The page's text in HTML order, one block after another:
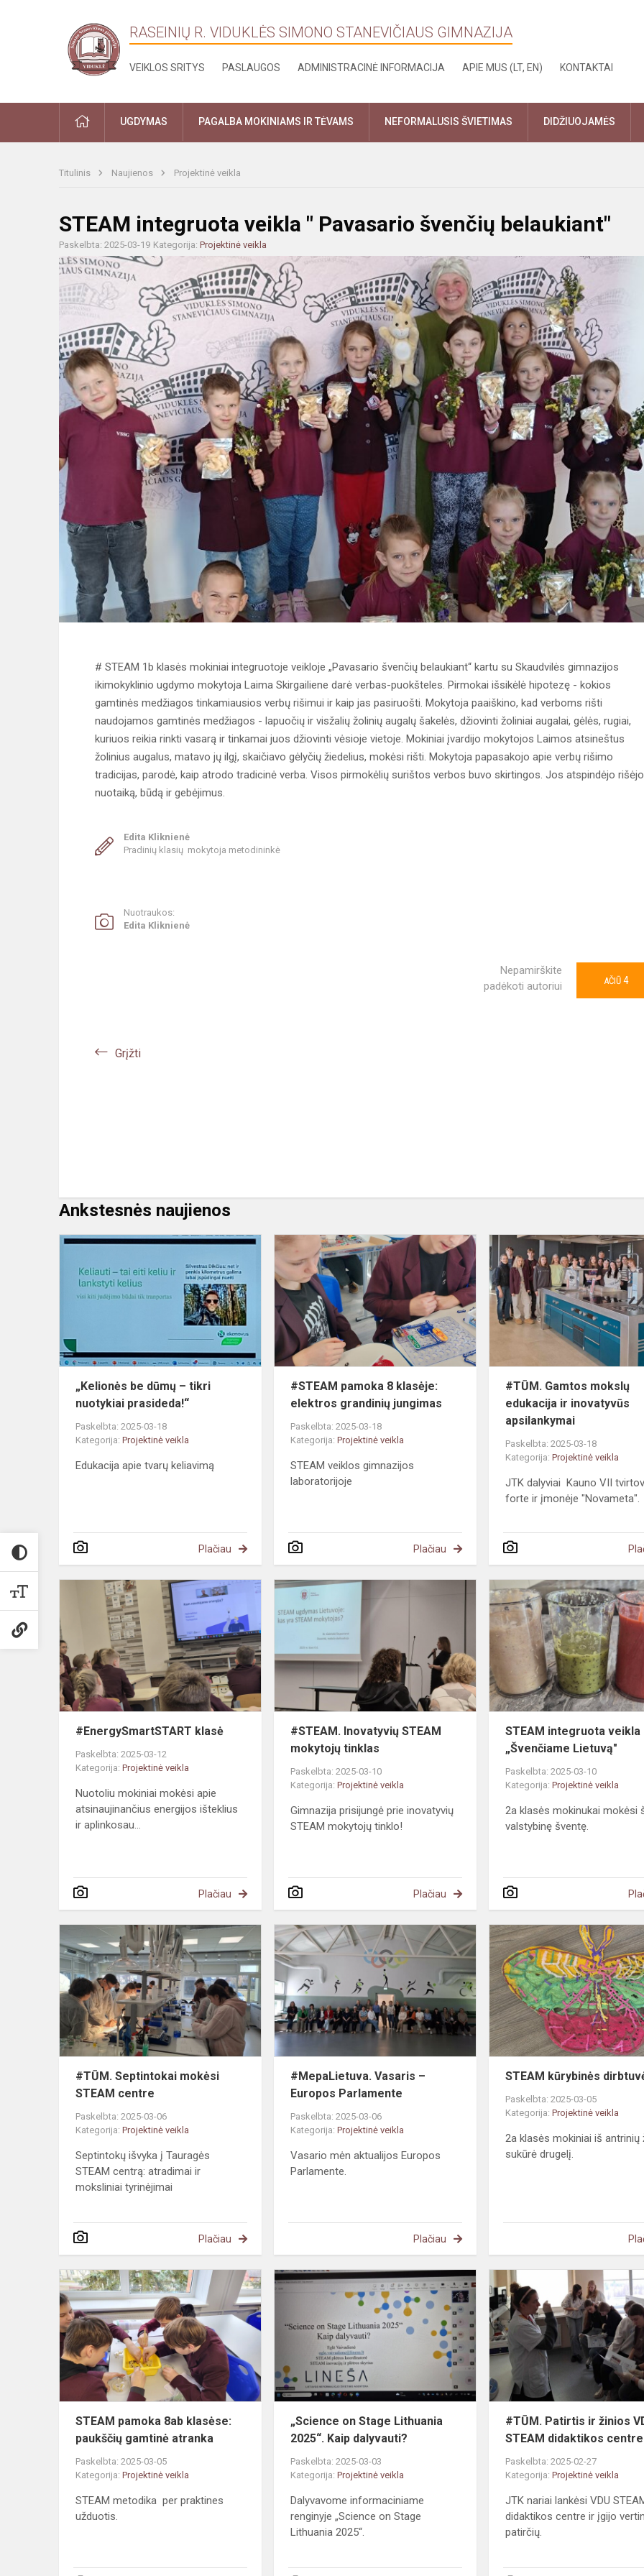
RASEINIŲ R. VIDUKLĖS SIMONO STANEVIČIAUS GIMNAZIJA
VEIKLOS SRITYS PASLAUGOS ADMINISTRACINĖ INFORMACIJA APIE MUS (LT, EN) KONTAKTAI
PRADŽIAUGDYMAS PAGALBA MOKINIAMS IR TĖVAMS NEFORMALUSIS ŠVIETIMAS DIDŽIUOJAMĖS
Titulinis Naujienos Projektinė veikla
STEAM integruota veikla " Pavasario švenčių belaukiant"
Paskelbta: 2025-03-19 Kategorija: Projektinė veikla
# STEAM 1b klasės mokiniai integruotoje veikloje „Pavasario švenčių belaukiant“ kartu su Skaudvilės gimnazijos
ikimokyklinio ugdymo mokytoja Laima Skirgailiene darė verbas-puokšteles. Pirmokai išsikėlė hipotezę - kokios
gamtinės medžiagos tinkamiausios verbų rišimui ir kaip jas pasiruošti. Mokytoja paaiškino, kad verboms rišti
naudojamos gamtinės medžiagos - lapuočių ir visžalių žolinių augalų šakelės, džiovinti žoliniai augalai, gėlės, rugiai,
kuriuos reikia rinkti vasarą ir tinkamai juos džiovinti vėsioje vietoje. Mokiniai įvardijo mokytojos Laimos atsineštus
žolinius augalus, matavo jų ilgį, skaičiavo gėlyčių žiedelius, mokėsi rišti. Mokytoja papasakojo apie verbų rišimo
tradicijas, parodė, kaip atrodo tradicinė verba. Visos pirmokėlių surištos verbos buvo skirtingos. Jos atspindėjo rišėjo
nuotaiką, būdą ir gebėjimus.
Edita Kliknienė
Pradinių klasių mokytoja metodininkė
Nuotraukos:
Edita Kliknienė
Nepamirškite
padėkoti autoriui
AČIŪ 4
Grįžti
Ankstesnės naujienos
„Kelionės
dūmų
tikri
nuotykiai
prasideda!“
„Kelionės be dūmų – tikri
nuotykiai prasideda!“
Paskelbta: 2025-03-18
Kategorija: Projektinė veikla
Edukacija apie tvarų keliavimą
Plačiau
#STEAM
pamoka
8
klasėje:
elektros
grandinių
jungimas
#STEAM pamoka 8 klasėje:
elektros grandinių jungimas
Paskelbta: 2025-03-18
Kategorija:Projektinė veikla
STEAM veiklos gimnazijos
laboratorijoje
Plačiau
#TŪM. Gamtos mokslų
edukacija ir inovatyvūs
apsilankymai
Paskelbta: 2025-03-18
Kategorija:Projektinė veikla
JTK dalyviai Kauno VII
forte ir įmonėje "Novameta".
#EnergySmartSTART
#EnergySmartSTART klasė
Paskelbta: 2025-03-12
Kategorija: Projektinė veikla
Nuotoliu mokiniai mokėsi apie
atsinaujinančius energijos išteklius
ir aplinkosau...
Plačiau
#STEAM.
Inovatyvių
STEAM
mokytojų
#STEAM. Inovatyvių STEAM
mokytojų tinklas
Paskelbta: 2025-03-10
Kategorija:Projektinė veikla
Gimnazija prisijungė prie inovatyvių
STEAM mokytojų tinklo!
Plačiau
STEAM integruota veikla
„Švenčiame Lietuvą"
Paskelbta: 2025-03-10
Kategorija:Projektinė veikla
2a klasės mokinukai mokėsi
valstybinę šventę.
#TŪM.
Septintokai
mokėsi
STEAM
centre
#TŪM. Septintokai mokėsi
STEAM centre
Paskelbta: 2025-03-06
Kategorija: Projektinė veikla
Septintokų išvyka į Tauragės
STEAM centrą: atradimai ir
moksliniai tyrinėjimai
Plačiau
#MepaLietuva.
Vasaris
Europos
Parlamente
#MepaLietuva. Vasaris –
Europos Parlamente
Paskelbta: 2025-03-06
Kategorija:Projektinė veikla
Vasario mėn aktualijos Europos
Parlamente.
Plačiau
STEAM kūrybinės
Paskelbta: 2025-03-05
Kategorija:Projektinė veikla
2a klasės mokiniai iš antrinių
sukūrė drugelį.
STEAM
pamoka
8ab
klasėse:
gamtinė
atranka
STEAM pamoka 8ab klasėse:
paukščių gamtinė atranka
Paskelbta: 2025-03-05
Kategorija: Projektinė veikla
STEAM metodika per praktines
užduotis.
„Science
Stage
Lithuania
2025“.
Kaip
dalyvauti?
„Science on Stage Lithuania
2025“. Kaip dalyvauti?
Paskelbta: 2025-03-03
Kategorija:Projektinė veikla
Dalyvavome informaciniame
renginyje „Science on Stage
Lithuania 2025“.
#TŪM. Patirtis ir žinios
STEAM didaktikos centre
Paskelbta: 2025-02-27
Kategorija:Projektinė veikla
JTK nariai lankėsi VDU
didaktikos centre ir įgijo
patirčių.